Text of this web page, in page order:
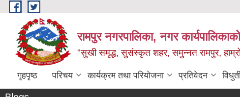
Skip to main content
रामपुर नगरपालिका, नगर
"सुखी समृद्ध, सुसंस्कृत शहर, समुन्नत रामपुर,
गृहपृष्ठ परिचय कार्यक्रम तथा परियोजना प्रतिवेदन